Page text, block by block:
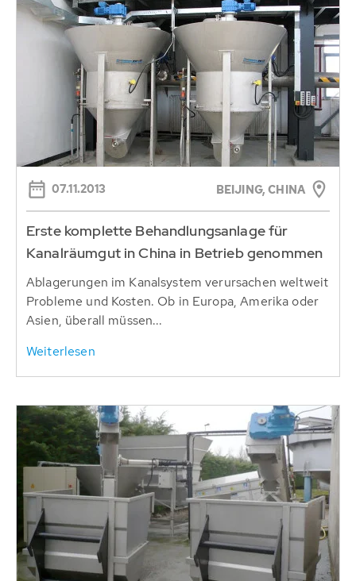
07.11.2013 BEIJING, CHINA
Erste komplette Behandlungsanlage für
Kanalräumgut in China in Betrieb genommen
Ablagerungen im Kanalsystem verursachen weltweit
Probleme und Kosten. Ob in Europa, Amerika oder
Asien, überall müssen...
Weiterlesen